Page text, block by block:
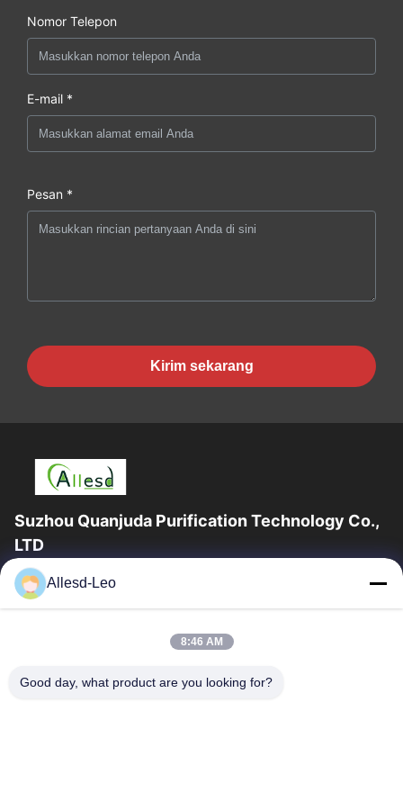
Nomor Telepon
E-mail *
Pesan *
Kirim sekarang
Suzhou Quanjuda Purification Technology Co.,
LTD
Pengalaman 16 tahun, Sebagai produsen dan pengekspor
produk ESD & Cleanroom terkemuka, kami menawarkan jajaran
Rumah
Produk
Allesd-Leo
8:46 AM
Good day, what product are you looking for?